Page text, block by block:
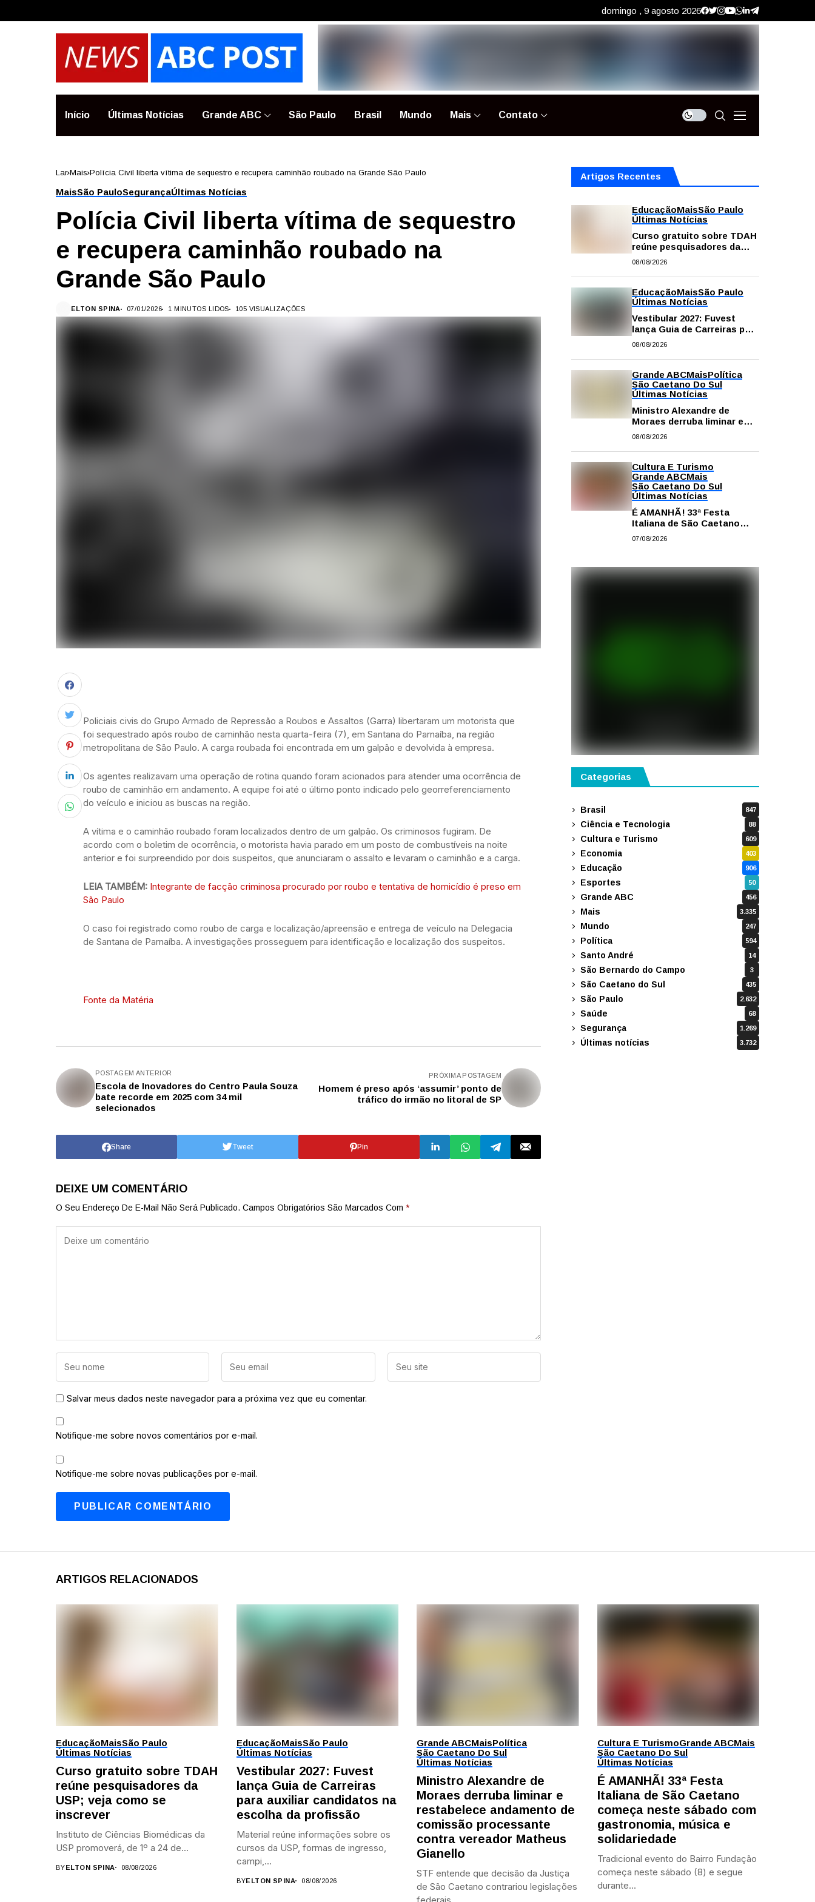
domingo , 9 agosto 2026
Início Últimas Notícias Grande ABC São Paulo Brasil Mundo Mais Contato
Lar Mais Polícia Civil liberta vítima de sequestro e recupera caminhão roubado na Grande São Paulo
MaisSão PauloSegurançaÚltimas Notícias
Polícia Civil liberta vítima de sequestro
e recupera caminhão roubado na
Grande São Paulo
ELTON SPINA 07/01/2026 1 MINUTOS LIDOS 105 VISUALIZAÇÕES
Policiais civis do Grupo Armado de Repressão a Roubos e Assaltos (Garra) libertaram um motorista que
foi sequestrado após roubo de caminhão nesta quarta-feira (7), em Santana do Parnaíba, na região
metropolitana de São Paulo. A carga roubada foi encontrada em um galpão e devolvida à empresa.
Os agentes realizavam uma operação de rotina quando foram acionados para atender uma ocorrência de
roubo de caminhão em andamento. A equipe foi até o último ponto indicado pelo georreferenciamento
do veículo e iniciou as buscas na região.
A vítima e o caminhão roubado foram localizados dentro de um galpão. Os criminosos fugiram. De
acordo com o boletim de ocorrência, o motorista havia parado em um posto de combustíveis na noite
anterior e foi surpreendido por dois suspeitos, que anunciaram o assalto e levaram o caminhão e a carga.
LEIA TAMBÉM: Integrante de facção criminosa procurado por roubo e tentativa de homicídio é preso em
São Paulo
O caso foi registrado como roubo de carga e localização/apreensão e entrega de veículo na Delegacia
de Santana de Parnaíba. A investigações prosseguem para identificação e localização dos suspeitos.
Fonte da Matéria
POSTAGEM ANTERIOR
Escola de Inovadores do Centro Paula Souza
bate recorde em 2025 com 34 mil
selecionados
PRÓXIMA POSTAGEM
Homem é preso após ‘assumir’ ponto de
tráfico do irmão no litoral de SP
Share Tweet Pin
DEIXE UM COMENTÁRIO
O Seu Endereço De E-Mail Não Será Publicado. Campos Obrigatórios São Marcados Com *
Salvar meus dados neste navegador para a próxima vez que eu comentar.
Notifique-me sobre novos comentários por e-mail.
Notifique-me sobre novas publicações por e-mail.
Artigos Recentes
EducaçãoMaisSão Paulo
Últimas Notícias
Curso gratuito sobre TDAH
reúne pesquisadores da
USP; veja como se
08/08/2026
EducaçãoMaisSão Paulo
Últimas Notícias
Vestibular 2027: Fuvest
lança Guia de Carreiras para
auxiliar candidatos na
08/08/2026
Grande ABCMaisPolítica
São Caetano Do Sul
Últimas Notícias
Ministro Alexandre de
Moraes derruba liminar e
restabelece andamento de
contra vereador Matheus
Gianello
08/08/2026
Cultura E Turismo
Grande ABCMais
São Caetano Do Sul
Últimas Notícias
É AMANHÃ! 33ª Festa
Italiana de São Caetano
começa neste sábado com
07/08/2026
Categorias
Brasil 847
Ciência e Tecnologia 88
Cultura e Turismo 609
Economia 403
Educação 906
Esportes 50
Grande ABC 456
Mais 3.335
Mundo 247
Política 594
Santo André 14
São Bernardo do Campo 3
São Caetano do Sul 435
São Paulo 2.632
Saúde 68
Segurança 1.269
Últimas notícias 3.732
ARTIGOS RELACIONADOS
EducaçãoMaisSão Paulo
Últimas Notícias
Curso gratuito sobre TDAH
reúne pesquisadores da
USP; veja como se
inscrever
Instituto de Ciências Biomédicas da
USP promoverá, de 1º a 24 de...
BYELTON SPINA 08/08/2026
EducaçãoMaisSão Paulo
Últimas Notícias
Vestibular 2027: Fuvest
lança Guia de Carreiras
para auxiliar candidatos na
escolha da profissão
Material reúne informações sobre os
cursos da USP, formas de ingresso,
campi,...
BYELTON SPINA 08/08/2026
Grande ABCMaisPolítica
São Caetano Do Sul
Últimas Notícias
Ministro Alexandre de
Moraes derruba liminar e
restabelece andamento de
comissão processante
contra vereador Matheus
Gianello
STF entende que decisão da Justiça
de São Caetano contrariou legislações
Cultura E TurismoGrande ABCMais
São Caetano Do Sul
Últimas Notícias
É AMANHÃ! 33ª Festa
Italiana de São Caetano
começa neste sábado com
gastronomia, música e
solidariedade
Tradicional evento do Bairro Fundação
começa neste sábado (8) e segue
durante...